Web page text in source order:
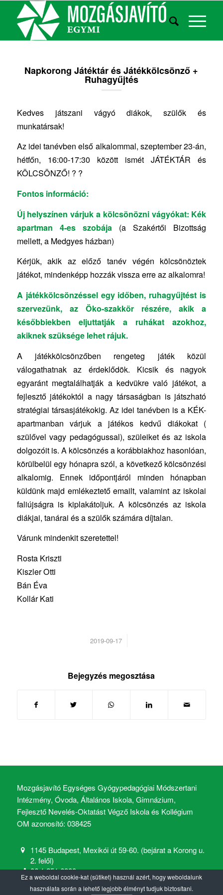
Napkorong Játéktár és Játékkölcsönző +
Ruhagyűjtés
Kedves játszani vágyó diákok, szülők és
munkatársak!
Az idei tanévben első alkalommal, szeptember 23-án,
hétfőn, 16:00-17:30 között ismét JÁTÉKTÁR és
KÖLCSÖNZŐ! ? ?
Fontos információ:
Új helyszínen várjuk a kölcsönözni vágyókat: Kék
apartman 4-es szobája(a Szakértői Bizottság
mellett, a Medgyes házban)
Kérjük, akik az előző tanév végén kölcsönöztek
játékot, mindenképp hozzák vissza erre az alkalomra!
A játékkölcsönzéssel egy időben, ruhagyűjtést is
szervezünk, az Öko-szakkör részére, akik a
későbbiekben eljuttatják a ruhákat azokhoz,
akiknek szüksége lehet rájuk.
A játékkölcsönzőben rengeteg játék közül
válogathatnak az érdeklődök. Kicsik és nagyok
egyaránt megtalálhatják a kedvükre való játékot, a
fejlesztő játékoktól a nagy társaságban is játszható
stratégiai társasjátékokig. Az idei tanévben is a KÉK-
apartmanban várjuk a játékos kedvű diákokat (
szülővel vagy pedagógussal), szüleiket és az iskola
dolgozóit is. A kölcsönzés a korábbiakhoz hasonlóan,
körülbelül egy hónapra szól, a következő kölcsönzési
alkalomig. Ennek időpontjáról minden hónapban
küldünk majd emlékeztető emailt, valamint az iskolai
faliújságra is kiplakátoljuk. A kölcsönzés az iskola
diákjai, tanárai és a szülők számára díjtalan.
Várunk mindenkit szeretettel!
Rosta Kriszti
Kiszler Otti
Bán Éva
Kollár Kati
2019-09-17
/
Bejegyzés megosztása
Mozgásjavító Egységes Gyógypedagógiai Módszertani
Intézmény, Óvoda, Általános Iskola, Gimnázium,
Fejlesztő Nevelés-Oktatást Végző Iskola és Kollégium
OM azonosító: 038425
1145 Budapest, Mexikói út 59-60. (bejárat a Korong u.
2. felől)
06 1 251 6900
mozgasjavito@mozgasjavito.com
Ez a weboldal cookie-kat (sütiket) használ azért, hogy weboldalunk
használata során a lehető legjobb élményt tudjuk biztosítani.